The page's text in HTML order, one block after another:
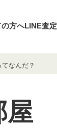
方へLINE査定
なんだ？
屋